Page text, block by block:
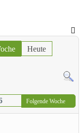
Heute
Folgende Woche